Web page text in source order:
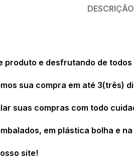
DESCRIÇÃO
produto e desfrutando de
sua compra em até 3(três)
suas compras com todo
em plástica bolha e
site!